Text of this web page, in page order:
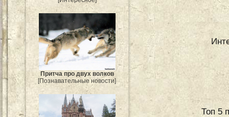
Притча про двух волков
[Познавательные новости]
Топ 5